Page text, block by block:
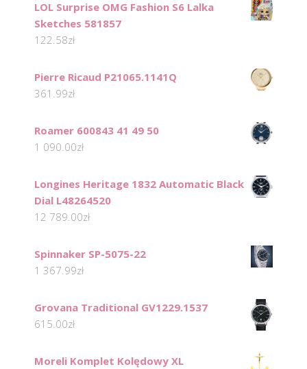
LOL Surprise OMG Fashion S6 Lalka
Sketches 581857
122.58zł
Pierre Ricaud P21065.1141Q
361.99zł
Roamer 600843 41 49 50
1 090.00zł
Longines Heritage 1832 Automatic Black
Dial L48264520
12 789.00zł
Spinnaker SP-5075-22
1 367.99zł
Grovana Traditional GV1229.1537
615.00zł
Moreli Komplet Kolędowy XL